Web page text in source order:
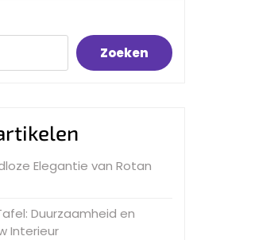
Zoeken
Elegantie van Rotan
Duurzaamheid en
Interieur